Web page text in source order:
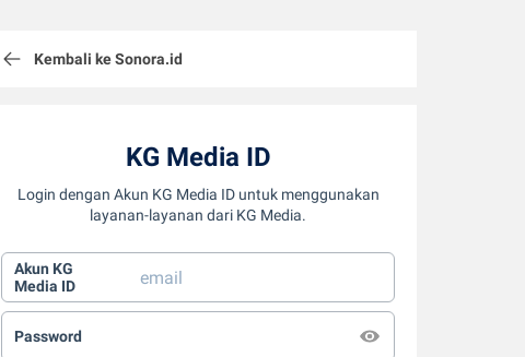
Kembali ke Sonora.id
KG Media ID
Login dengan Akun KG Media ID untuk menggunakan
layanan-layanan dari KG Media.
Akun KG
Media ID
Password